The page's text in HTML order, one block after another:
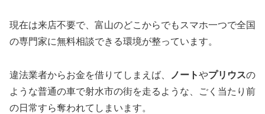
現在は来店不要で、富山のどこからでもスマホ一つで全国
の専門家に無料相談できる環境が整っています。
違法業者からお金を借りてしまえば、 ノートやプリウスの
ような普通の車で射水市の街を走るような、ごく当たり前
の日常すら奪われてしまいます。